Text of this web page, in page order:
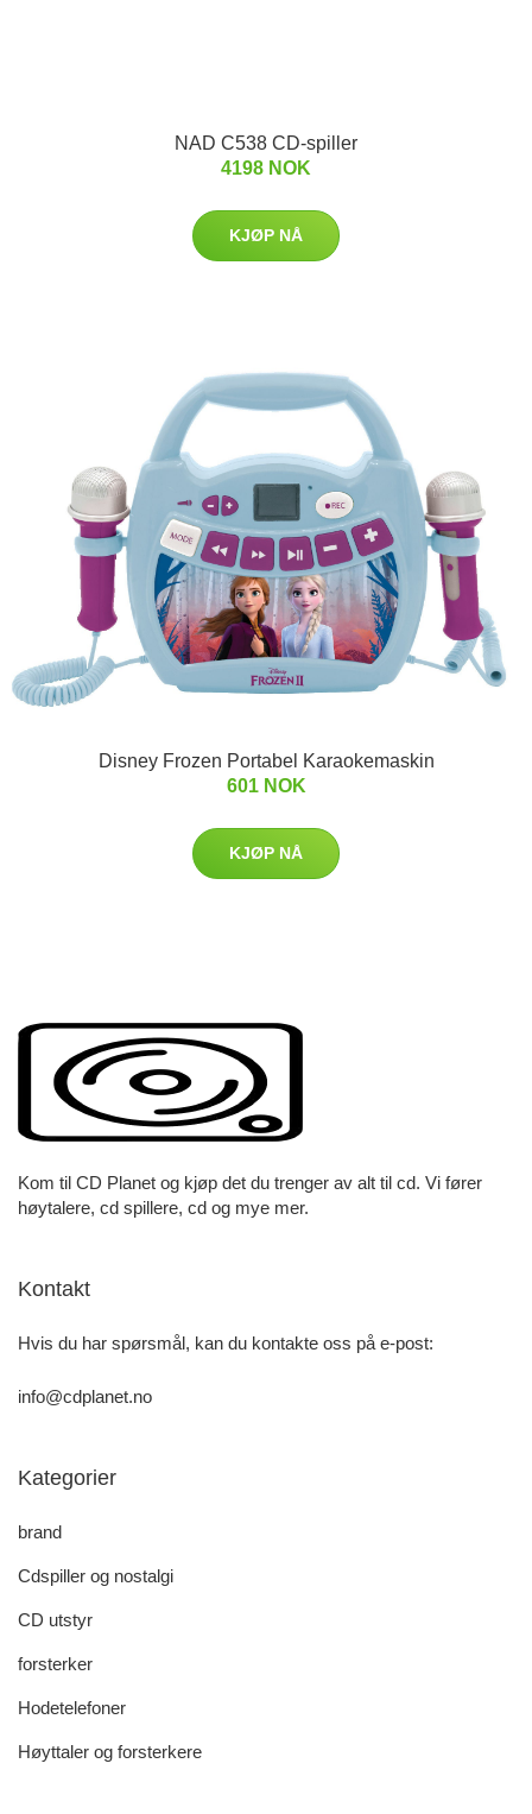
NAD C538 CD-spiller
4198 NOK
KJØP NÅ
Disney Frozen Portabel Karaokemaskin
601 NOK
KJØP NÅ
Kom til CD Planet og kjøp det du trenger av alt til cd. Vi fører
høytalere, cd spillere, cd og mye mer.
Kontakt
Hvis du har spørsmål, kan du kontakte oss på e-post:
info@cdplanet.no
Kategorier
brand
Cdspiller og nostalgi
CD utstyr
forsterker
Hodetelefoner
Høyttaler og forsterkere